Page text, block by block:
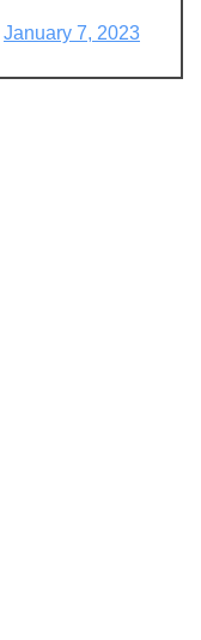
January 7, 2023